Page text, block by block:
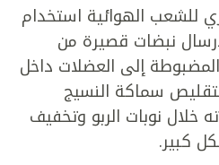
للشعب الهوائية استخدام
نبضات قصيرة من
المضبوطة إلى العضلات داخل
سماكة النسيج
خلال نوبات الربو وتخفيف
كبير.